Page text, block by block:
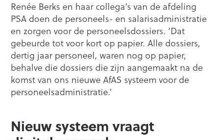
Renée Berks en haar collega’s van de afdeling
PSA doen de personeels- en salarisadministratie
en zorgen voor de personeelsdossiers. ‘Dat
gebeurde tot voor kort op papier. Alle dossiers,
dertig jaar personeel, waren nog op papier,
behalve die dossiers die zijn aangemaakt na de
komst van ons nieuwe AfAS systeem voor de
personeelsadministratie.’
Nieuw systeem vraagt